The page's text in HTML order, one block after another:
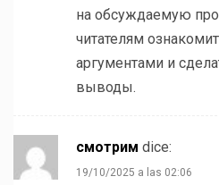
на обсуждаемую
читателям
аргументами и
выводы.
смотрим dice:
19/10/2025 a las 02:06